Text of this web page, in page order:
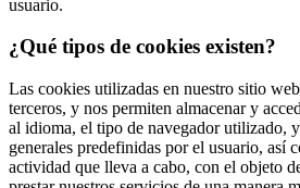
usuario.
¿Qué tipos de cookies existen?
Las cookies utilizadas en nuestro sitio
terceros, y nos permiten almacenar y
al idioma, el tipo de navegador utilizado,
generales predefinidas por el usuario, así
actividad que lleva a cabo, con el objeto